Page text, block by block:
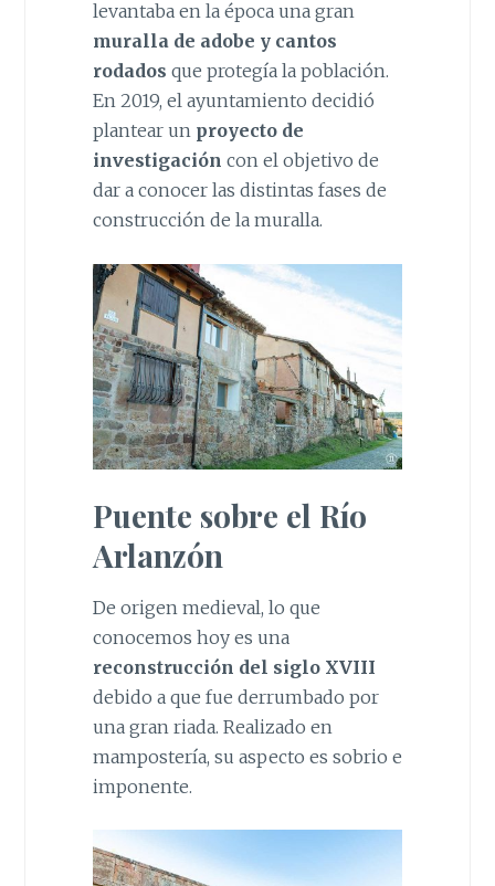
levantaba en la época una gran
muralla de adobe y cantos
rodados que protegía la población.
En 2019, el ayuntamiento decidió
plantear un proyecto de
investigación con el objetivo de
dar a conocer las distintas fases de
construcción de la muralla.
Puente sobre el Río
Arlanzón
De origen medieval, lo que
conocemos hoy es una
reconstrucción del siglo XVIII
debido a que fue derrumbado por
una gran riada. Realizado en
mampostería, su aspecto es sobrio e
imponente.